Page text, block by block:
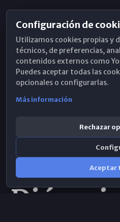
Horarios de Misa
Hemeroteca
WhatsApp
Configuración de
Utilizamos cookies propias y
técnicos, de preferencias,
contenidos externos como
Puedes aceptar todas las
opcionales o configurarlas.
Más información
Rechazar
Aceptar